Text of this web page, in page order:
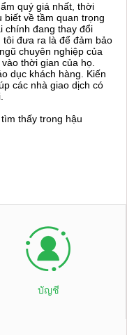
quý giá nhất, thời
về tầm quan trọng
chính đang thay đổi
tôi đưa ra là để đảm bảo
chuyên nghiệp của
thời gian của họ.
dục khách hàng. Kiến
các nhà giao dịch có
thấy trong hậu
บัญชี